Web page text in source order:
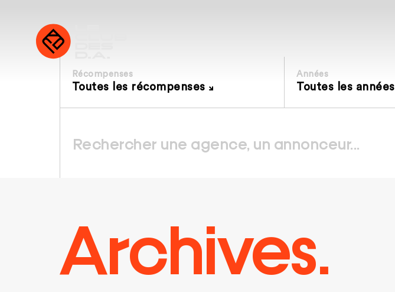
Récompenses
Toutes les récompenses
Années
Toutes les années
Archives.